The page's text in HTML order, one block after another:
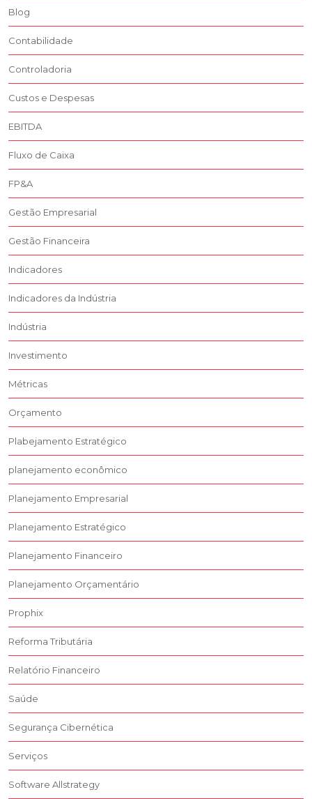
Blog
Contabilidade
Controladoria
Custos e Despesas
EBITDA
Fluxo de Caixa
FP&A
Gestão Empresarial
Gestão Financeira
Indicadores
Indicadores da Indústria
Indústria
Investimento
Métricas
Orçamento
Plabejamento Estratégico
planejamento econômico
Planejamento Empresarial
Planejamento Estratégico
Planejamento Financeiro
Planejamento Orçamentário
Prophix
Reforma Tributária
Relatório Financeiro
Saúde
Segurança Cibernética
Serviços
Software Allstrategy